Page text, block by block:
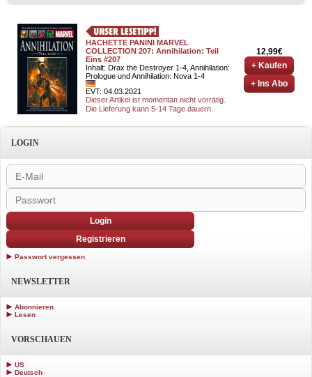
HACHETTE PANINI MARVEL
COLLECTION 207: Annihilation: Teil
Eins #207
Inhalt: Drax the Destroyer 1-4, Annihilation:
Prologue und Annihilation: Nova 1-4
EVT: 04.03.2021
Dieser Artikel ist momentan nicht vorrätig.
Die Lieferung kann 5-14 Tage dauern.
12,99€
+ Kaufen
+ Ins Abo
LOGIN
Login
Registrieren
Passwort vergessen
NEWSLETTER
Abonnieren
Lesen
VORSCHAUEN
US
Deutsch